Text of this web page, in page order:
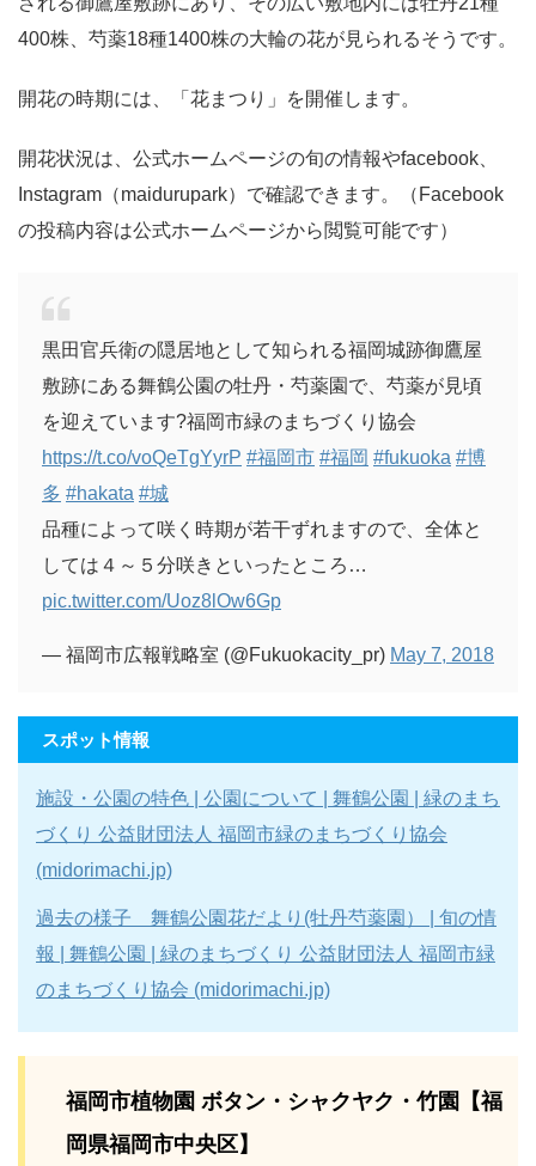
400株、芍薬18種1400株の大輪の花が見られるそうです。
開花の時期には、「花まつり」を開催します。
開花状況は、公式ホームページの旬の情報やfacebook、
Instagram（maidurupark）で確認できます。（Facebook
の投稿内容は公式ホームページから閲覧可能です）
黒田官兵衛の隠居地として知られる福岡城跡御鷹屋
敷跡にある舞鶴公園の牡丹・芍薬園で、芍薬が見頃
を迎えています?福岡市緑のまちづくり協会
https://t.co/voQeTgYyrP #福岡市 #福岡 #fukuoka #博
多 #hakata #城
品種によって咲く時期が若干ずれますので、全体と
しては４～５分咲きといったところ…
pic.twitter.com/Uoz8lOw6Gp
— 福岡市広報戦略室 (@Fukuokacity_pr) May 7, 2018
スポット情報
施設・公園の特色 | 公園について | 舞鶴公園 | 緑のまち
づくり 公益財団法人 福岡市緑のまちづくり協会
(midorimachi.jp)
過去の様子 舞鶴公園花だより(牡丹芍薬園） | 旬の情
報 | 舞鶴公園 | 緑のまちづくり 公益財団法人 福岡市緑
のまちづくり協会 (midorimachi.jp)
福岡市植物園 ボタン・シャクヤク・竹園【福
岡県福岡市中央区】